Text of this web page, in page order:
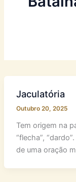
Jaculatória
Outubro 20, 2025
Tem origem na
“flecha”,
de uma oração